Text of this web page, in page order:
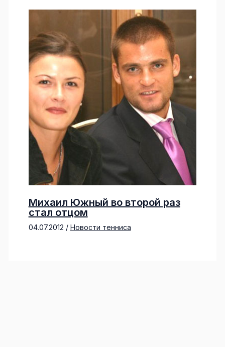
Михаил Южный во второй раз
стал отцом
04.07.2012 / Новости тенниса